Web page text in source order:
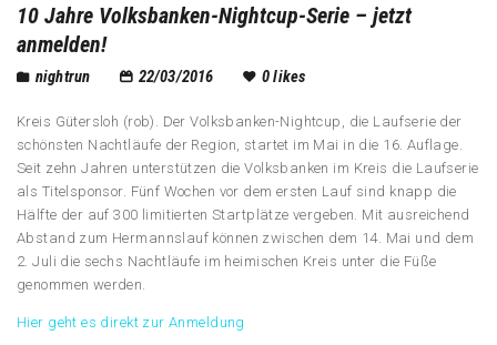
10 Jahre Volksbanken-Nightcup-Serie – jetzt
anmelden!
nightrun 22/03/2016 0likes
Kreis Gütersloh (rob). Der Volksbanken-Nightcup, die Laufserie der
schönsten Nachtläufe der Region, startet im Mai in die 16. Auflage.
Seit zehn Jahren unterstützen die Volksbanken im Kreis die Laufserie
als Titelsponsor. Fünf Wochen vor dem ersten Lauf sind knapp die
Hälfte der auf 300 limitierten Startplätze vergeben. Mit ausreichend
Abstand zum Hermannslauf können zwischen dem 14. Mai und dem
2. Juli die sechs Nachtläufe im heimischen Kreis unter die Füße
genommen werden.
Hier geht es direkt zur Anmeldung